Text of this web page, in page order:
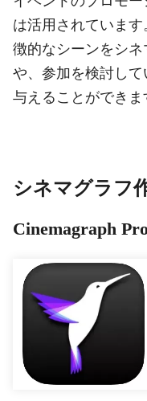
は活用されていま
徴的なシーンをシ
や、参加を検討し
与えることができま
シネマグラフ
Cinemagraph